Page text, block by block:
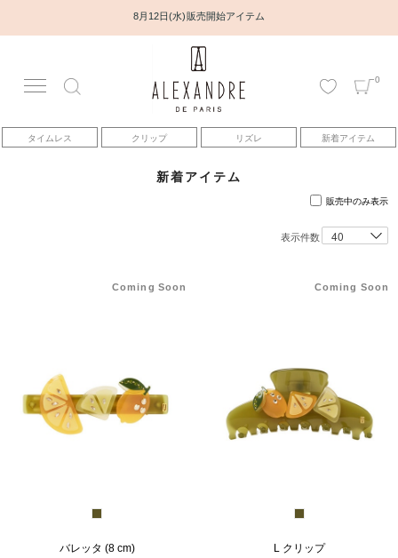
8月12日(水) 販売開始アイテム
0
タイムレス クリップ リズレ 新着アイテム
アカウント
アイテム
ヒストリー
新着アイテム
販売中のみ表示
表示件数
Coming Soon
バレッタ (8 cm)
Coming Soon
L クリップ